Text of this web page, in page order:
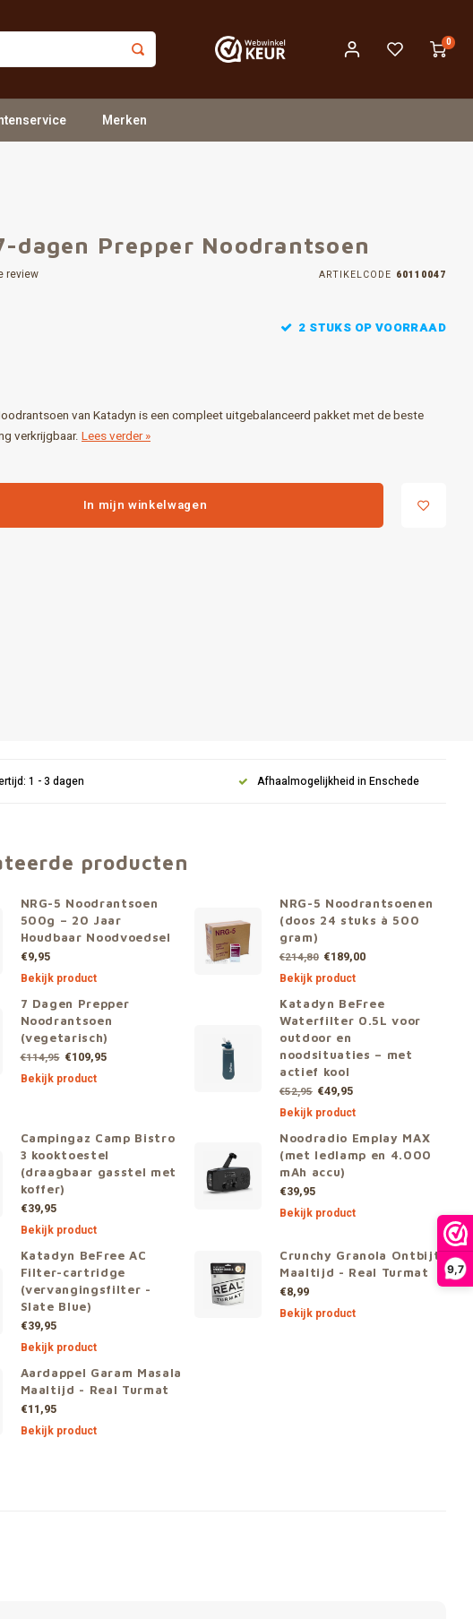
9,7
0
Merken
dagen Prepper Noodrantsoen
review ARTIKELCODE 60110047
2 STUKS OP VOORRAAD
van Katadyn is een compleet uitgebalanceerd pakket met de beste
verkrijgbaar. Lees verder »
In mijn winkelwagen
1 - 3 dagen Afhaalmogelijkheid in Enschede
producten
NRG-5 Noodrantsoen
500g – 20 Jaar
Houdbaar Noodvoedsel
€9,95
Bekijk product
NRG-5 Noodrantsoenen
(doos 24 stuks à 500
gram)
€214,80 €189,00
Bekijk product
7 Dagen Prepper
Noodrantsoen
(vegetarisch)
€114,95 €109,95
Bekijk product
Katadyn BeFree
Waterfilter 0.5L voor
outdoor en
noodsituaties – met
actief kool
€52,95 €49,95
Bekijk product
Campingaz Camp Bistro
3 kooktoestel
(draagbaar gasstel met
koffer)
€39,95
Bekijk product
Noodradio Emplay MAX
(met ledlamp en 4.000
mAh accu)
€39,95
Bekijk product
Katadyn BeFree AC
Filter-cartridge
(vervangingsfilter -
Slate Blue)
€39,95
Bekijk product
Crunchy Granola Ontbijt
Maaltijd - Real Turmat
€8,99
Bekijk product
Aardappel Garam Masala
Maaltijd - Real Turmat
€11,95
Bekijk product